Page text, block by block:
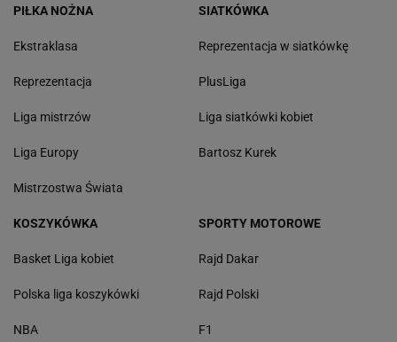
PIŁKA NOŻNA
Ekstraklasa
Reprezentacja
Liga mistrzów
Liga Europy
Mistrzostwa Świata
SIATKÓWKA
Reprezentacja w siatkówkę
PlusLiga
Liga siatkówki kobiet
Bartosz Kurek
KOSZYKÓWKA
Basket Liga kobiet
Polska liga koszykówki
NBA
SPORTY MOTOROWE
Rajd Dakar
Rajd Polski
F1